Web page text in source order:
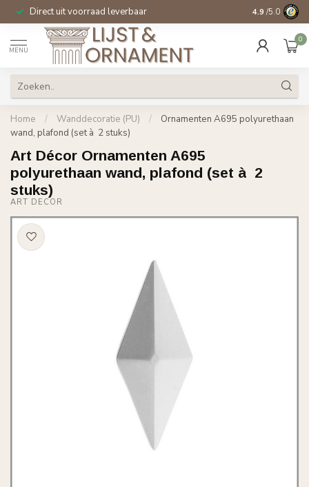
Direct uit voorraad leverbaar 14 dagen
4.9 /5.0
MENU
0
Home / Wanddecoratie (PU) /
Ornamenten A695 polyurethaan
wand, plafond (set à 2 stuks)
Art Décor Ornamenten A695
polyurethaan wand, plafond (set à 2
stuks)
ART DÉCOR